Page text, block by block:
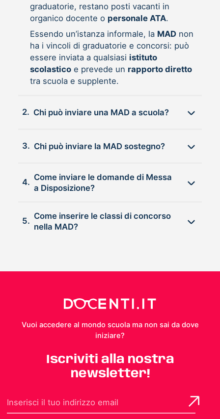
graduatorie, restano posti vacanti in
organico docente o personale ATA.
Essendo un’istanza informale, la MADnon
ha i vincoli di graduatorie e concorsi: può
essere inviata a qualsiasi istituto
scolasticoe prevede un rapporto diretto
tra scuola e supplente.
2. Chi può inviare una MAD a scuola?
3. Chi può inviare la MAD sostegno?
4.
Come inviare le domande di Messa
a Disposizione?
5.
Come inserire le classi di concorso
nella MAD?
Vuoi accedere al mondo scuola ma non sai da dove
iniziare?
Iscriviti alla nostra
newsletter!